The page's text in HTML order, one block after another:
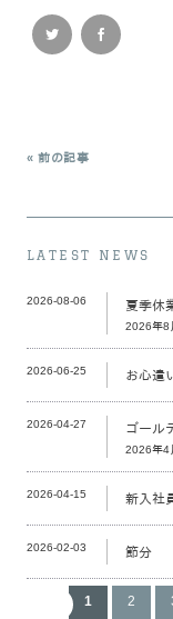
« 前の記事
LATEST NEWS
2026-08-06 夏季休
2026年8
2026-06-25 お心遣
2026-04-27 ゴール
2026年4
2026-04-15 新入社
2026-02-03 節分
1 2